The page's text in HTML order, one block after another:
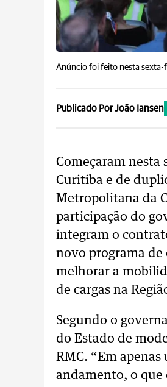
Anúncio foi feito nesta sexta-
Publicado Por João Iansen
Começaram nesta
Curitiba e de
Metropolitana da
participação do
integram o
novo programa de
melhorar a
de cargas na
Segundo o
do Estado de
RMC. “Em
andamento, o que